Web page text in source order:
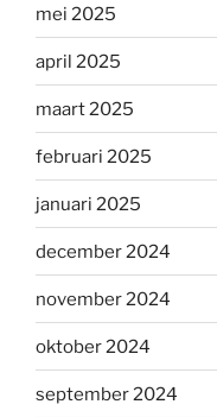
mei 2025
april 2025
maart 2025
februari 2025
januari 2025
december 2024
november 2024
oktober 2024
september 2024